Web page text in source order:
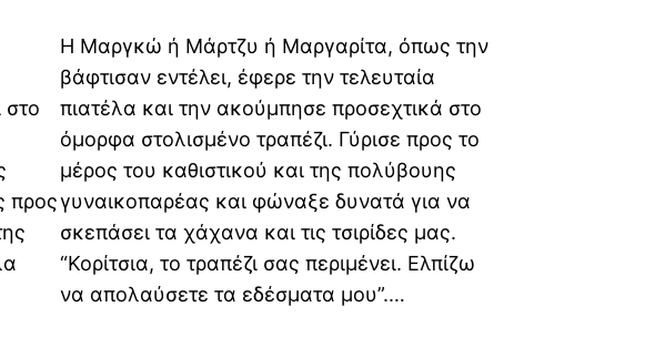
στο
προς
Η Μαργκώ ή Μάρτζυ ή Μαργαρίτα, όπως την
βάφτισαν εντέλει, έφερε την τελευταία
πιατέλα και την ακούμπησε προσεχτικά στο
όμορφα στολισμένο τραπέζι. Γύρισε προς το
μέρος του καθιστικού και της πολύβουης
γυναικοπαρέας και φώναξε δυνατά για να
σκεπάσει τα χάχανα και τις τσιρίδες μας.
“Κορίτσια, το τραπέζι σας περιμένει. Ελπίζω
να απολαύσετε τα εδέσματα μου”.…